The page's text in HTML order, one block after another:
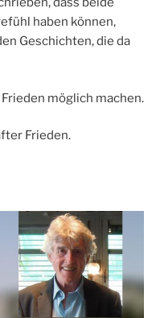
haben können,
Geschichten, die da
möglich machen.
Frieden.